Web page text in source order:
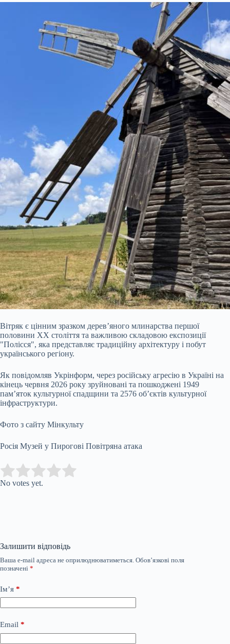
Вітряк є цінним зразком дерев’яного млинарства першої
половини ХХ століття та важливою складовою експозиції
"Полісся", яка представляє традиційну архітектуру і побут
українського регіону.
Як повідомляв Укрінформ, через російську агресію в Україні на
кінець червня 2026 року зруйновані та пошкоджені 1949
пам’яток культурної спадщини та 2576 об’єктів культурної
інфраструктури.
Фото з сайту Мінкульту
Росія Музей у Пирогові Повітряна атака
Rate this item:
No votes yet.
Залишити відповідь
Ваша e-mail адреса не оприлюднюватиметься. Обов’язкові поля
позначені *
Ім’я *
Email *